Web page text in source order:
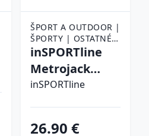
ŠPORT A OUTDOOR |
ŠPORTY | OSTATNÉ
ŠPORTY | BOJOVÉ
BOXERSKÉ RUKAVICE
inSPORTline
Metrojack
čierno-biela -
inSPORTline
26.90 €